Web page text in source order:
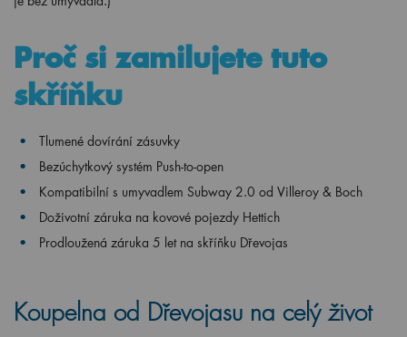
Proč si zamilujete tuto
skříňku
Tlumené dovírání zásuvky
Bezúchytkový systém Push-to-open
Kompatibilní s umyvadlem Subway 2.0 od Villeroy & Boch
Doživotní záruka na kovové pojezdy Hettich
Prodloužená záruka 5 let na skříňku Dřevojas
Koupelna od Dřevojasu na celý život